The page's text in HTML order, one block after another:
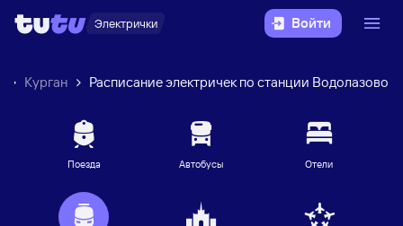
Электрички Войти
Курган Расписание электричек по станции Водолазово
Поезда Автобусы Отели